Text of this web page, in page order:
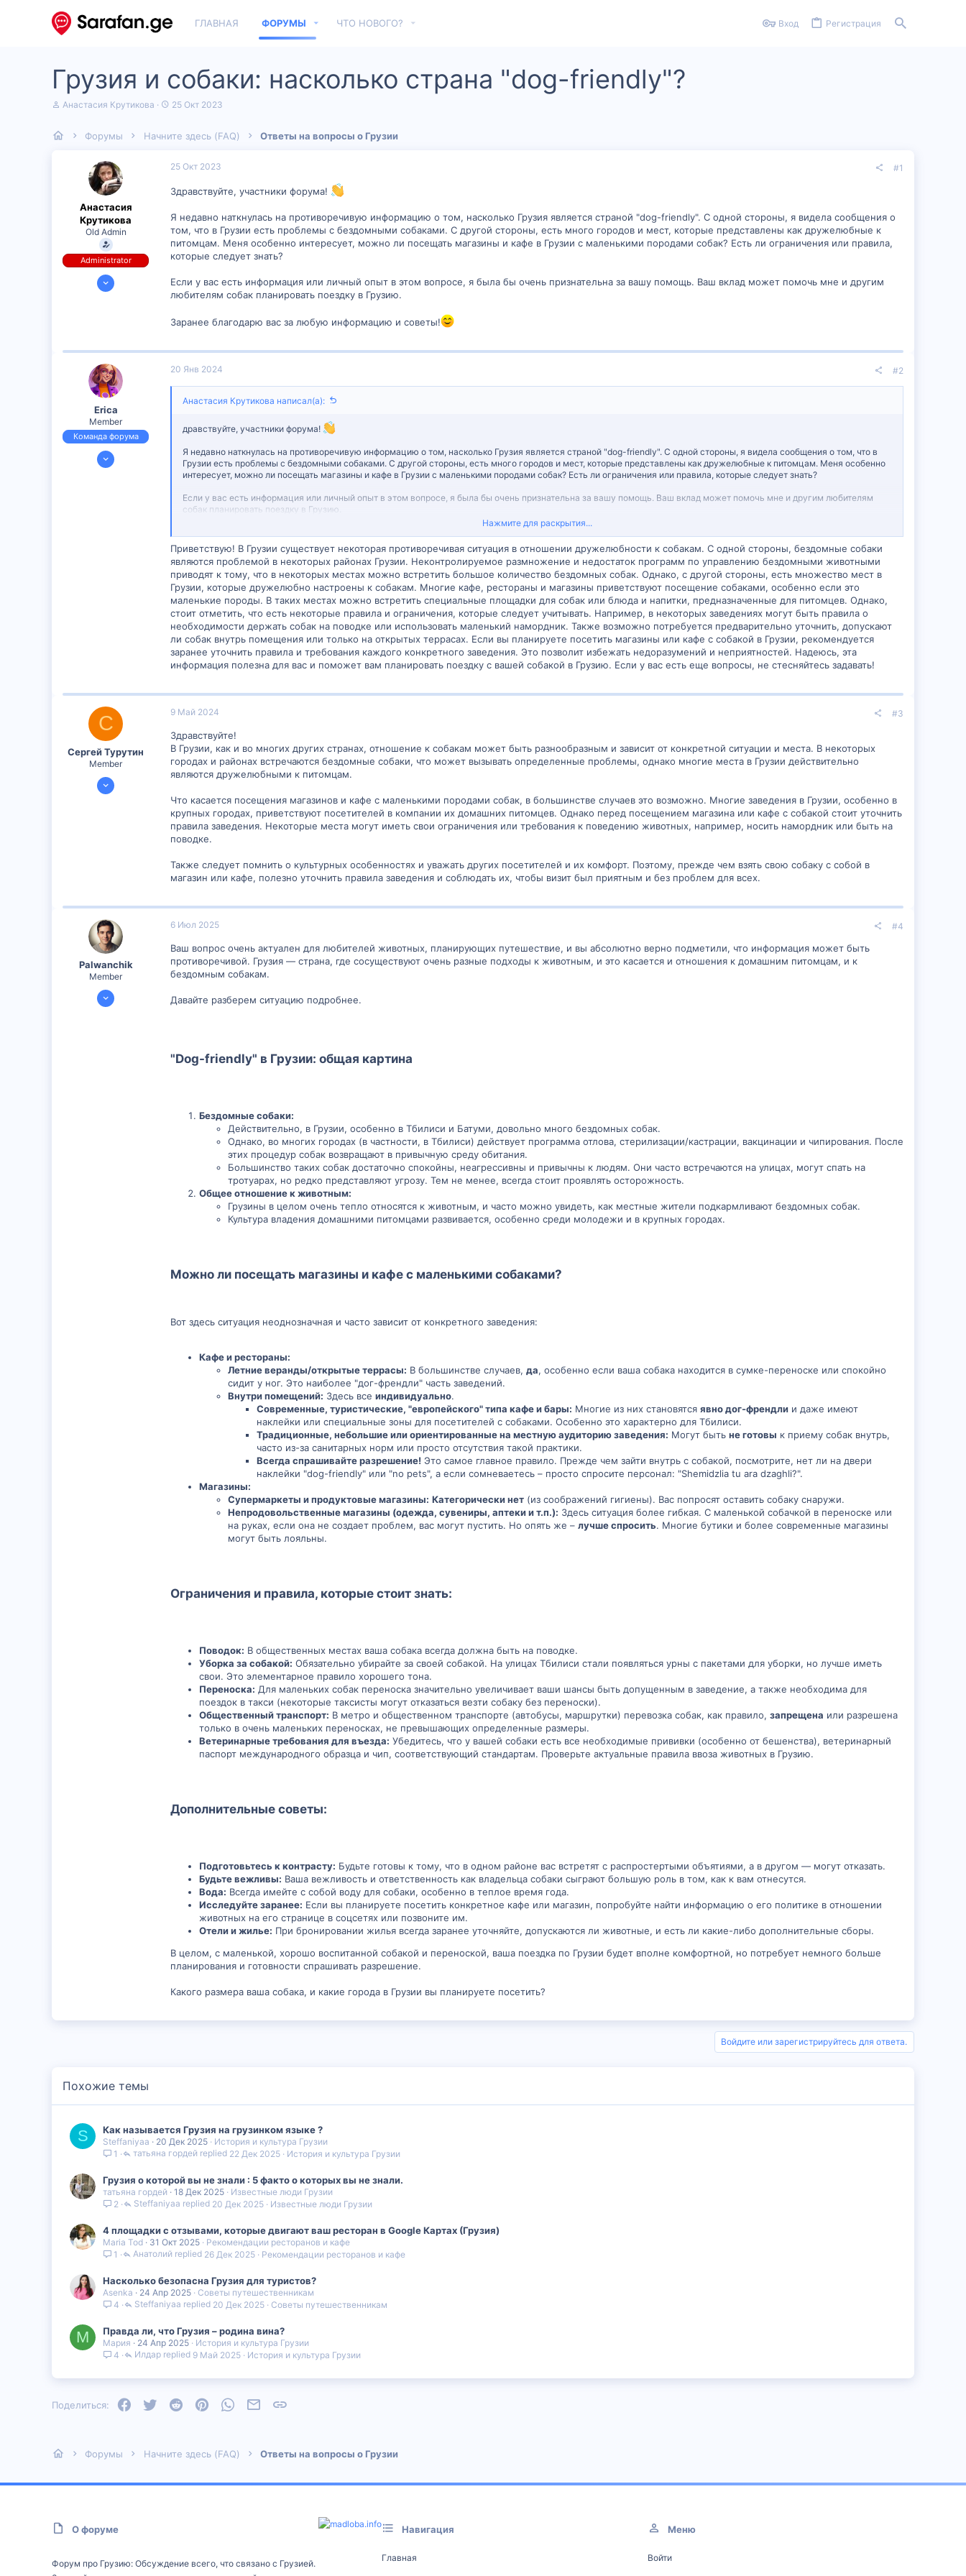
ГЛАВНАЯ ФОРУМЫ ЧТО НОВОГО? Вход Регистрация
Грузия и собаки: насколько страна "dog-friendly"?
А
о
Анастасия Крутикова
Д
а
а
ч
л
25 Окт 2023
Форумы Начните здесь (FAQ) Ответы на вопросы о Грузии
Анастасия
Крутикова
Old Admin
Administrator
11 Окт 2023
25 Окт 2023 #1
Здравствуйте, участники форума!
Я недавно наткнулась на противоречивую информацию о том, насколько Грузия является страной "dog-friendly". С одной стороны, я видела сообщения о
том, что в Грузии есть проблемы с бездомными собаками. С другой стороны, есть много городов и мест, которые представлены как дружелюбные к
питомцам. Меня особенно интересует, можно ли посещать магазины и кафе в Грузии с маленькими породами собак? Есть ли ограничения или правила,
которые следует знать?
Если у вас есть информация или личный опыт в этом вопросе, я была бы очень признательна за вашу помощь. Ваш вклад может помочь мне и другим
любителям собак планировать поездку в Грузию.
Заранее благодарю вас за любую информацию и советы!
Erica
Member
Команда форума
23 Июн 2023
20 Янв 2024 #2
Анастасия Крутикова написал(а):
дравствуйте, участники форума!
Я недавно наткнулась на противоречивую информацию о том, насколько Грузия является страной "dog-friendly". С одной стороны, я видела сообщения о том, что в
Грузии есть проблемы с бездомными собаками. С другой стороны, есть много городов и мест, которые представлены как дружелюбные к питомцам. Меня особенно
интересует, можно ли посещать магазины и кафе в Грузии с маленькими породами собак? Есть ли ограничения или правила, которые следует знать?
Если у вас есть информация или личный опыт в этом вопросе, я была бы очень признательна за вашу помощь. Ваш вклад может помочь мне и другим любителям
собак планировать поездку в Грузию.
Заранее благодарю вас за любую информацию и советы!
Нажмите для раскрытия...
Приветствую! В Грузии существует некоторая противоречивая ситуация в отношении дружелюбности к собакам. С одной стороны, бездомные собаки
являются проблемой в некоторых районах Грузии. Неконтролируемое размножение и недостаток программ по управлению бездомными животными
приводят к тому, что в некоторых местах можно встретить большое количество бездомных собак. Однако, с другой стороны, есть множество мест в
Грузии, которые дружелюбно настроены к собакам. Многие кафе, рестораны и магазины приветствуют посещение собаками, особенно если это
маленькие породы. В таких местах можно встретить специальные площадки для собак или блюда и напитки, предназначенные для питомцев. Однако,
стоит отметить, что есть некоторые правила и ограничения, которые следует учитывать. Например, в некоторых заведениях могут быть правила о
необходимости держать собак на поводке или использовать маленький намордник. Также возможно потребуется предварительно уточнить, допускают
ли собак внутрь помещения или только на открытых террасах. Если вы планируете посетить магазины или кафе с собакой в Грузии, рекомендуется
заранее уточнить правила и требования каждого конкретного заведения. Это позволит избежать недоразумений и неприятностей. Надеюсь, эта
информация полезна для вас и поможет вам планировать поездку с вашей собакой в Грузию. Если у вас есть еще вопросы, не стесняйтесь задавать!
С
Сергей Турутин
Member
8 Май 2024
9 Май 2024 #3
Здравствуйте!
В Грузии, как и во многих других странах, отношение к собакам может быть разнообразным и зависит от конкретной ситуации и места. В некоторых
городах и районах встречаются бездомные собаки, что может вызывать определенные проблемы, однако многие места в Грузии действительно
являются дружелюбными к питомцам.
Что касается посещения магазинов и кафе с маленькими породами собак, в большинстве случаев это возможно. Многие заведения в Грузии, особенно в
крупных городах, приветствуют посетителей в компании их домашних питомцев. Однако перед посещением магазина или кафе с собакой стоит уточнить
правила заведения. Некоторые места могут иметь свои ограничения или требования к поведению животных, например, носить намордник или быть на
поводке.
Также следует помнить о культурных особенностях и уважать других посетителей и их комфорт. Поэтому, прежде чем взять свою собаку с собой в
магазин или кафе, полезно уточнить правила заведения и соблюдать их, чтобы визит был приятным и без проблем для всех.
Palwanchik
Member
5 Июл 2025
6 Июл 2025 #4
Ваш вопрос очень актуален для любителей животных, планирующих путешествие, и вы абсолютно верно подметили, что информация может быть
противоречивой. Грузия — страна, где сосуществуют очень разные подходы к животным, и это касается и отношения к домашним питомцам, и к
бездомным собакам.
Давайте разберем ситуацию подробнее.
"Dog-friendly" в Грузии: общая картина​
Бездомные собаки:
Действительно, в Грузии, особенно в Тбилиси и Батуми, довольно много бездомных собак.
Однако, во многих городах (в частности, в Тбилиси) действует программа отлова, стерилизации/кастрации, вакцинации и чипирования. После
этих процедур собак возвращают в привычную среду обитания.
Большинство таких собак достаточно спокойны, неагрессивны и привычны к людям. Они часто встречаются на улицах, могут спать на
тротуарах, но редко представляют угрозу. Тем не менее, всегда стоит проявлять осторожность.
Общее отношение к животным:
Грузины в целом очень тепло относятся к животным, и часто можно увидеть, как местные жители подкармливают бездомных собак.
Культура владения домашними питомцами развивается, особенно среди молодежи и в крупных городах.
Можно ли посещать магазины и кафе с маленькими собаками?​
Вот здесь ситуация неоднозначная и часто зависит от конкретного заведения:
Кафе и рестораны:
Летние веранды/открытые террасы: В большинстве случаев, да, особенно если ваша собака находится в сумке-переноске или спокойно
сидит у ног. Это наиболее "дог-френдли" часть заведений.
Внутри помещений: Здесь все индивидуально.
Современные, туристические, "европейского" типа кафе и бары: Многие из них становятся явно дог-френдли и даже имеют
наклейки или специальные зоны для посетителей с собаками. Особенно это характерно для Тбилиси.
Традиционные, небольшие или ориентированные на местную аудиторию заведения: Могут быть не готовы к приему собак внутрь,
часто из-за санитарных норм или просто отсутствия такой практики.
Всегда спрашивайте разрешение! Это самое главное правило. Прежде чем зайти внутрь с собакой, посмотрите, нет ли на двери
наклейки "dog-friendly" или "no pets", а если сомневаетесь – просто спросите персонал: "Shemidzlia tu ara dzaghli?".
Магазины:
Супермаркеты и продуктовые магазины: Категорически нет (из соображений гигиены). Вас попросят оставить собаку снаружи.
Непродовольственные магазины (одежда, сувениры, аптеки и т.п.): Здесь ситуация более гибкая. С маленькой собачкой в переноске или
на руках, если она не создает проблем, вас могут пустить. Но опять же – лучше спросить. Многие бутики и более современные магазины
могут быть лояльны.
Ограничения и правила, которые стоит знать:​
Поводок: В общественных местах ваша собака всегда должна быть на поводке.
Уборка за собакой: Обязательно убирайте за своей собакой. На улицах Тбилиси стали появляться урны с пакетами для уборки, но лучше иметь
свои. Это элементарное правило хорошего тона.
Переноска: Для маленьких собак переноска значительно увеличивает ваши шансы быть допущенным в заведение, а также необходима для
поездок в такси (некоторые таксисты могут отказаться везти собаку без переноски).
Общественный транспорт: В метро и общественном транспорте (автобусы, маршрутки) перевозка собак, как правило, запрещена или разрешена
только в очень маленьких переносках, не превышающих определенные размеры.
Ветеринарные требования для въезда: Убедитесь, что у вашей собаки есть все необходимые прививки (особенно от бешенства), ветеринарный
паспорт международного образца и чип, соответствующий стандартам. Проверьте актуальные правила ввоза животных в Грузию.
Дополнительные советы:​
Подготовьтесь к контрасту: Будьте готовы к тому, что в одном районе вас встретят с распростертыми объятиями, а в другом — могут отказать.
Будьте вежливы: Ваша вежливость и ответственность как владельца собаки сыграют большую роль в том, как к вам отнесутся.
Вода: Всегда имейте с собой воду для собаки, особенно в теплое время года.
Исследуйте заранее: Если вы планируете посетить конкретное кафе или магазин, попробуйте найти информацию о его политике в отношении
животных на его странице в соцсетях или позвоните им.
Отели и жилье: При бронировании жилья всегда заранее уточняйте, допускаются ли животные, и есть ли какие-либо дополнительные сборы.
В целом, с маленькой, хорошо воспитанной собакой и переноской, ваша поездка по Грузии будет вполне комфортной, но потребует немного больше
планирования и готовности спрашивать разрешение.
Какого размера ваша собака, и какие города в Грузии вы планируете посетить?
Войдите или зарегистрируйтесь для ответа.
Похожие темы
S Как называется Грузия на грузинком языке ?
Steffaniyaa 20 Дек 2025
История и культура Грузии
1
История и культура Грузии
22 Дек 2025
татьяна гордей
Грузия о которой вы не знали : 5 факто о которых вы не знали.
татьяна гордей 18 Дек 2025
Известные люди Грузии
2
Известные люди Грузии
20 Дек 2025
Steffaniyaa
4 площадки с отзывами, которые двигают ваш ресторан в Google Картах (Грузия)
Maria Tod 31 Окт 2025
Рекомендации ресторанов и кафе
1
Рекомендации ресторанов и кафе
26 Дек 2025
Анатолий
Насколько безопасна Грузия для туристов?
Asenka 24 Апр 2025 Советы путешественникам
4
Советы путешественникам
20 Дек 2025
Steffaniyaa
М Правда ли, что Грузия – родина вина?
Мария 24 Апр 2025
История и культура Грузии
4
История и культура Грузии
9 Май 2025
Илдар
Поделиться: Facebook
Twitter Reddit PinterestWhatsAppЭлектронная почта
Форумы Начните здесь (FAQ) Ответы на вопросы о Грузии
О форуме
Форум про Грузию: Обсуждение всего, что связано с Грузией.
Навигация
Главная
Меню
Войти